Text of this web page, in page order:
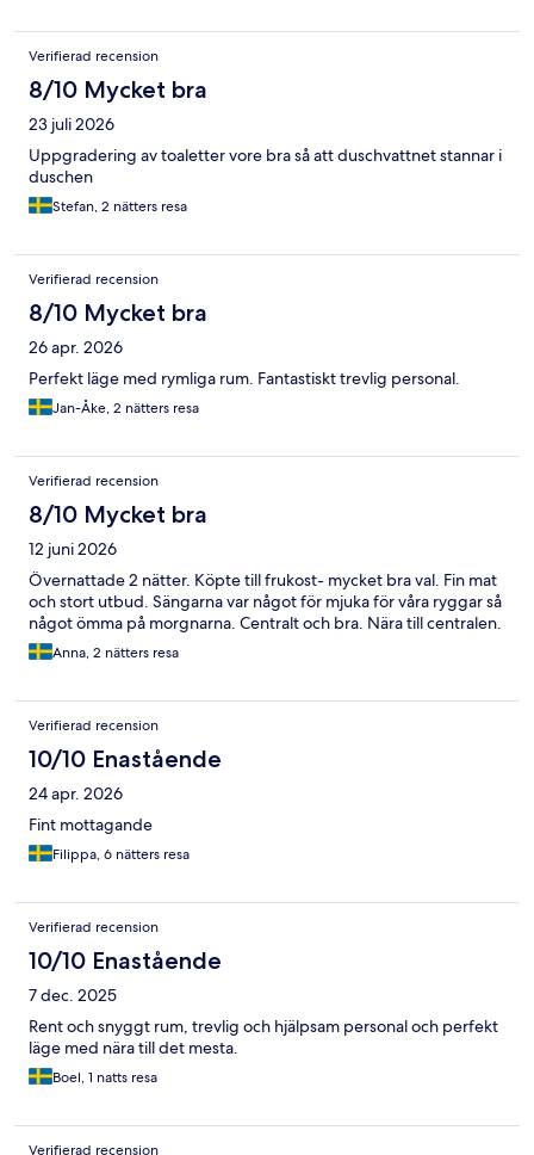
Verifierad recension
8/10 Mycket bra
23 juli 2026
Uppgradering av toaletter vore bra så att duschvattnet stannar i
duschen
Stefan, 2 nätters resa
Verifierad recension
8/10 Mycket bra
26 apr. 2026
Perfekt läge med rymliga rum. Fantastiskt trevlig personal.
Jan-Åke, 2 nätters resa
Verifierad recension
8/10 Mycket bra
12 juni 2026
Övernattade 2 nätter. Köpte till frukost- mycket bra val. Fin mat
och stort utbud. Sängarna var något för mjuka för våra ryggar så
något ömma på morgnarna. Centralt och bra. Nära till centralen.
Anna, 2 nätters resa
Verifierad recension
10/10 Enastående
24 apr. 2026
Fint mottagande
Filippa, 6 nätters resa
Verifierad recension
10/10 Enastående
7 dec. 2025
Rent och snyggt rum, trevlig och hjälpsam personal och perfekt
läge med nära till det mesta.
Boel, 1 natts resa
Verifierad recension